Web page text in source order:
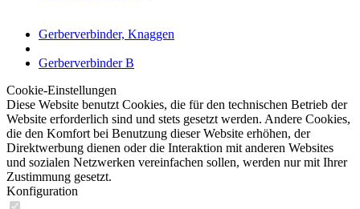
Gerberverbinder, Knaggen
Gerberverbinder B
Cookie-Einstellungen
Diese Website benutzt Cookies, die für den technischen Betrieb der
Website erforderlich sind und stets gesetzt werden. Andere Cookies,
die den Komfort bei Benutzung dieser Website erhöhen, der
Direktwerbung dienen oder die Interaktion mit anderen Websites
und sozialen Netzwerken vereinfachen sollen, werden nur mit Ihrer
Zustimmung gesetzt.
Konfiguration